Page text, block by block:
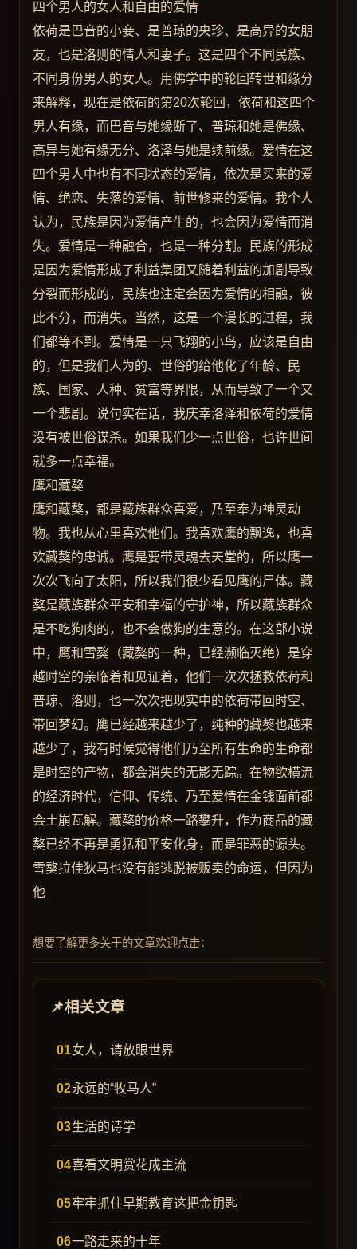
四个男人的女人和自由的爱情
依荷是巴音的小妾、是普琼的央珍、是高异的女朋
友，也是洛则的情人和妻子。这是四个不同民族、
不同身份男人的女人。用佛学中的轮回转世和缘分
来解释，现在是依荷的第20次轮回，依荷和这四个
男人有缘，而巴音与她缘断了、普琼和她是佛缘、
高异与她有缘无分、洛泽与她是续前缘。爱情在这
四个男人中也有不同状态的爱情，依次是买来的爱
情、绝恋、失落的爱情、前世修来的爱情。我个人
认为，民族是因为爱情产生的，也会因为爱情而消
失。爱情是一种融合，也是一种分割。民族的形成
是因为爱情形成了利益集团又随着利益的加剧导致
分裂而形成的，民族也注定会因为爱情的相融，彼
此不分，而消失。当然，这是一个漫长的过程，我
们都等不到。爱情是一只飞翔的小鸟，应该是自由
的，但是我们人为的、世俗的给他化了年龄、民
族、国家、人种、贫富等界限，从而导致了一个又
一个悲剧。说句实在话，我庆幸洛泽和依荷的爱情
没有被世俗谋杀。如果我们少一点世俗，也许世间
就多一点幸福。
鹰和藏獒
鹰和藏獒，都是藏族群众喜爱，乃至奉为神灵动
物。我也从心里喜欢他们。我喜欢鹰的飘逸，也喜
欢藏獒的忠诚。鹰是要带灵魂去天堂的，所以鹰一
次次飞向了太阳，所以我们很少看见鹰的尸体。藏
獒是藏族群众平安和幸福的守护神，所以藏族群众
是不吃狗肉的，也不会做狗的生意的。在这部小说
中，鹰和雪獒（藏獒的一种，已经濒临灭绝）是穿
越时空的亲临着和见证着，他们一次次拯救依荷和
普琼、洛则，也一次次把现实中的依荷带回时空、
带回梦幻。鹰已经越来越少了，纯种的藏獒也越来
越少了，我有时候觉得他们乃至所有生命的生命都
是时空的产物，都会消失的无影无踪。在物欲横流
的经济时代，信仰、传统、乃至爱情在金钱面前都
会土崩瓦解。藏獒的价格一路攀升，作为商品的藏
獒已经不再是勇猛和平安化身，而是罪恶的源头。
雪獒拉佳狄马也没有能逃脱被贩卖的命运，但因为
他
想要了解更多关于的文章欢迎点击：
相关文章
女人，请放眼世界
永远的“牧马人”
生活的诗学
喜看文明赏花成主流
牢牢抓住早期教育这把金钥匙
一路走来的十年